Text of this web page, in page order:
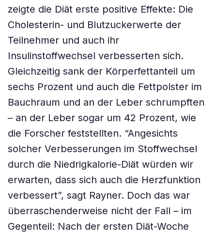
zeigte die Diät erste positive Effekte: Die
Cholesterin- und Blutzuckerwerte der
Teilnehmer und auch ihr
Insulinstoffwechsel verbesserten sich.
Gleichzeitig sank der Körperfettanteil um
sechs Prozent und auch die Fettpolster im
Bauchraum und an der Leber schrumpften
– an der Leber sogar um 42 Prozent, wie
die Forscher feststellten. “Angesichts
solcher Verbesserungen im Stoffwechsel
durch die Niedrigkalorie-Diät würden wir
erwarten, dass sich auch die Herzfunktion
verbessert”, sagt Rayner. Doch das war
überraschenderweise nicht der Fall – im
Gegenteil: Nach der ersten Diät-Woche